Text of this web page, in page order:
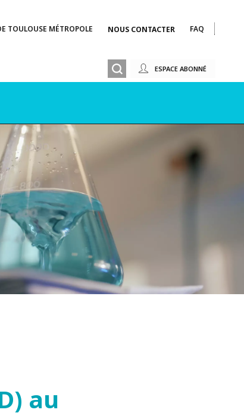
TOULOUSE MÉTROPOLE NOUS CONTACTER FAQ
ESPACE ABONNÉ
au